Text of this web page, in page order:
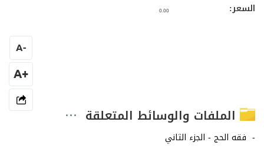
السعر: 0.00
-
A
+A
الملفات والوسائط المتعلقة